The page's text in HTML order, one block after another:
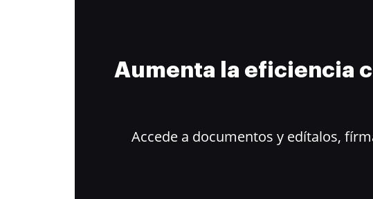
Aumenta la eficiencia
Accede a documentos y edítalos,